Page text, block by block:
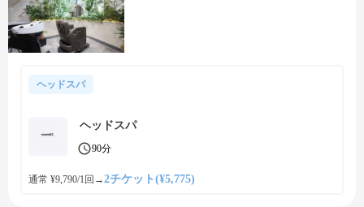
ヘッドスパ
ヘッドスパ
90分
通常 ¥9,790/1回 →2チケット(¥5,775)